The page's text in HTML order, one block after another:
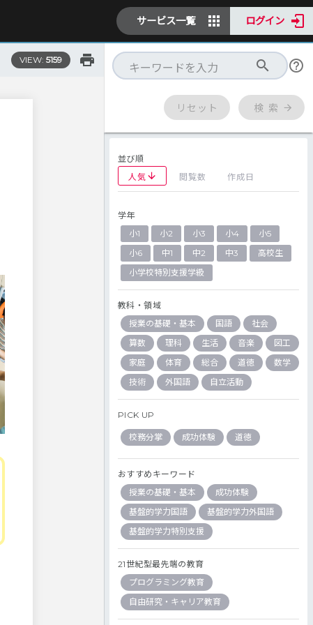
サービス一覧 ログイン
VIEW: 5159
リセット 検 索
並び順
人気
閲覧数 作成日
学年
小1
小2 小3 小4
小5
小6
中1 中2 中3
高校生
小学校特別支援学級
教科・領域
授業の基礎・基本
国語
社会
算数
理科 生活 音楽
図工
家庭
体育 総合 道徳
数学
技術
外国語 自立活動
PICK UP
校務分掌 成功体験 道徳
おすすめキーワード
授業の基礎・基本
成功体験
基盤的学力国語
基盤的学力外国語
基盤的学力特別支援
21世紀型最先端の教育
プログラミング教育
自由研究・キャリア教育